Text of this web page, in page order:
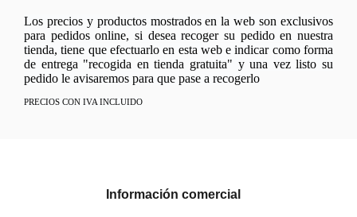
Los precios y productos mostrados en la web son exclusivos
para pedidos online, si desea recoger su pedido en nuestra
tienda, tiene que efectuarlo en esta web e indicar como forma
de entrega "recogida en tienda gratuita" y una vez listo su
pedido le avisaremos para que pase a recogerlo
PRECIOS CON IVA INCLUIDO
Información comercial